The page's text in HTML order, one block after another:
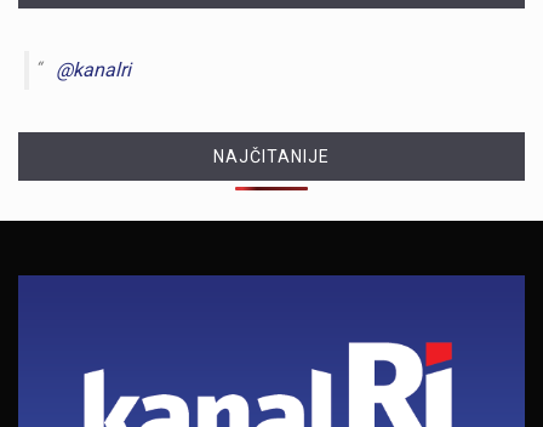
@kanalri
NAJČITANIJE